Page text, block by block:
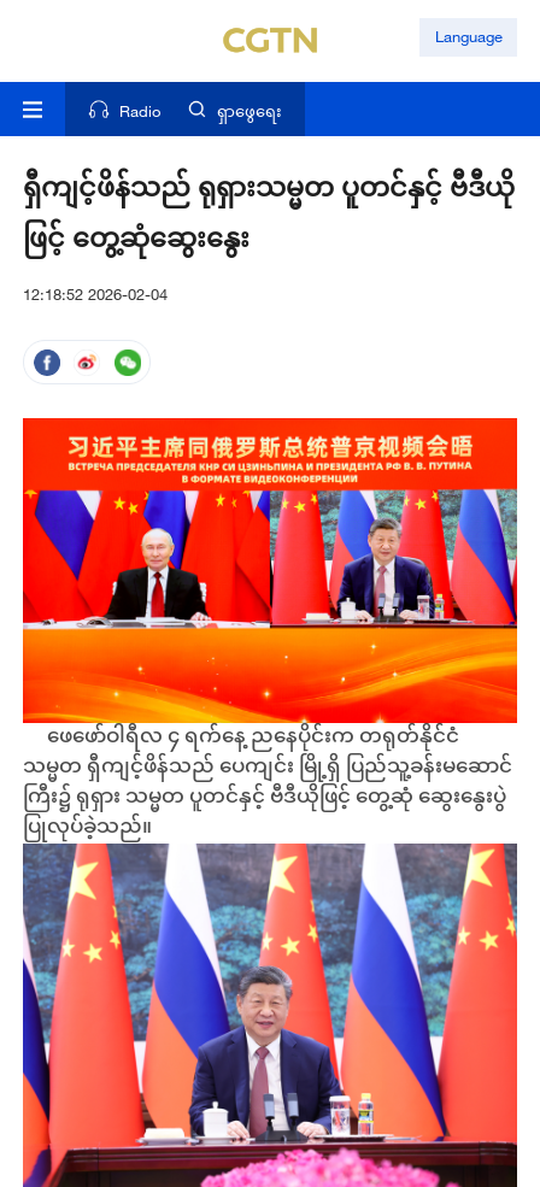
Language
Radio ရှာဖွေရေး
ရှီကျင့်ဖိန်သည် ရုရှားသမ္မတ ပူတင်နှင့် ဗီဒီယို
ဖြင့် တွေ့ဆုံဆွေးနွေး
12:18:52 2026-02-04
ဖေဖော်ဝါရီလ ၄ ရက်နေ့ ညနေပိုင်းက တရုတ်နိုင်ငံ
သမ္မတ ရှီကျင့်ဖိန်သည် ပေကျင်း မြို့ရှိ ပြည်သူ့ခန်းမဆောင်
ကြီး၌ ရုရှား သမ္မတ ပူတင်နှင့် ဗီဒီယိုဖြင့် တွေ့ဆုံ ဆွေးနွေးပွဲ
ပြုလုပ်ခဲ့သည်။